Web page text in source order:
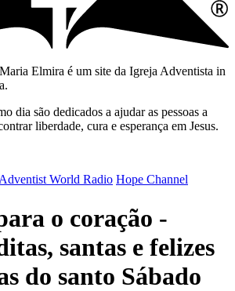
Elmira é um site da Igreja Adventista in
dia são dedicados a ajudar as pessoas a
liberdade, cura e esperança em Jesus.
Adventist World Radio Hope Channel
o coração -
santas e felizes
do santo Sábado